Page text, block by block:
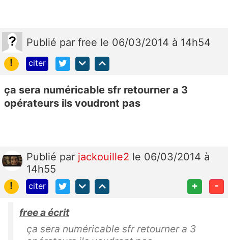
Publié par free le 06/03/2014 à 14h54
!
citer
ça sera numéricable sfr retourner a 3
opérateurs ils voudront pas
Publié par jackouille2 le 06/03/2014 à
14h55
!
citer + -
free a écrit
ça sera numéricable sfr retourner a 3